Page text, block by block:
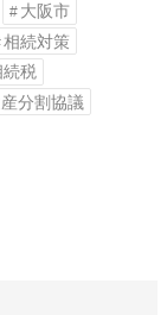
大阪市
相続対策
続税
分割協議